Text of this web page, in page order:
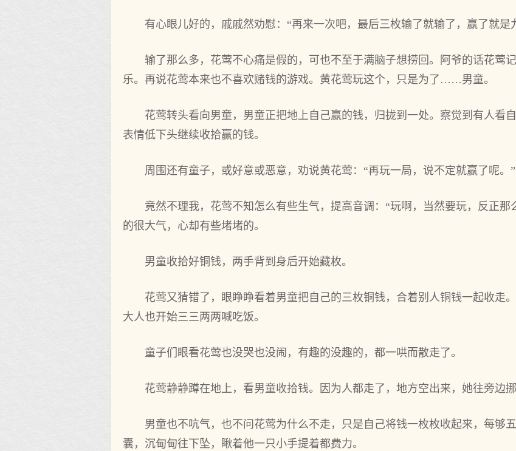
有心眼儿好的，戚戚然劝慰：“再来一次吧，最后三枚输了就输了，赢了就是
输了那么多，花莺不心痛是假的，可也不至于满脑子想捞回。阿爷的话花莺
乐。再说花莺本来也不喜欢赌钱的游戏。黄花莺玩这个，只是为了……男童。
花莺转头看向男童，男童正把地上自己赢的钱，归拢到一处。察觉到有人看
表情低下头继续收拾赢的钱。
周围还有童子，或好意或恶意，劝说黄花莺：“再玩一局，说不定就赢了呢。”
竟然不理我，花莺不知怎么有些生气，提高音调：“玩啊，当然要玩，反正
的很大气，心却有些堵堵的。
男童收拾好铜钱，两手背到身后开始藏枚。
花莺又猜错了，眼睁睁看着男童把自己的三枚铜钱，合着别人铜钱一起收走
大人也开始三三两两喊吃饭。
童子们眼看花莺也没哭也没闹，有趣的没趣的，都一哄而散走了。
花莺静静蹲在地上，看男童收拾钱。因为人都走了，地方空出来，她往旁边
男童也不吭气，也不问花莺为什么不走，只是自己将钱一枚枚收起来，每够
囊，沉甸甸往下坠，瞅着他一只小手提着都费力。